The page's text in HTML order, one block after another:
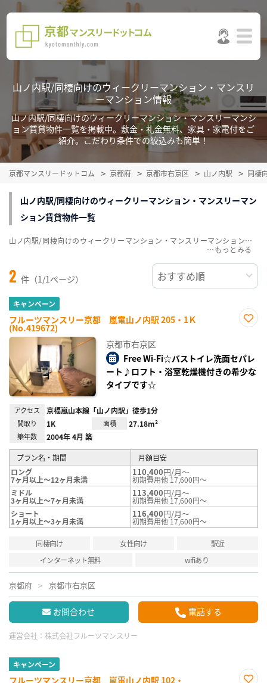
山ノ内駅/同棲向けのウィークリーマンション・マンスリ
ーマンション情報
山ノ内駅/同棲向けのウィークリーマンション・マンスリーマンシ
ョン賃貸物件一覧を掲載中。敷金・礼金無料、家具・家電付をご
紹介。こだわり条件での絞込みも簡単！
京都マンスリードットコム 京都府 京都市右京区 山ノ内駅 同棲
山ノ内駅/同棲向けのウィークリーマンション・マンスリーマン
ション賃貸物件一覧
2 件（1/1ページ）
キャンペーン
フルーツマンスリー京都 嵐電山ノ内駅 205・1Ｋ
(No.419672)
録
京都市右京区
Free Wi-Fi☆バストイレ洗面セパレ
ート♪ロフト・浴室乾燥機付きの希少な
タイプです☆
アクセス 京福嵐山本線「山ノ内駅」徒歩1分
間取り 1K 面積 27.18m²
築年数 2004年 4月 築
プラン名・期間
月額目安
ロング
7ヶ月以上～12ヶ月未満
110,400円/月～
初期費用他 17,600円～
ミドル
3ヶ月以上～7ヶ月未満
113,400円/月～
初期費用他 17,600円～
ショート
1ヶ月以上～3ヶ月未満
116,400円/月～
初期費用他 17,600円～
同棲向け 女性向け
駅近
インターネット無料
wifiあり
京都府 京都市右京区
お問合わせ 電話する
運営会社： 株式会社フルーツマンスリー
キャンペーン
フルーツマンスリー京都 嵐電山ノ内駅 102・
山ノ内駅/同棲向けのウィークリーマンション・マンスリーマンション賃貸物件一覧を掲載中。敷金・礼金無料、家具・家電付をご紹介。こだわり条件での絞込みも簡単！
…